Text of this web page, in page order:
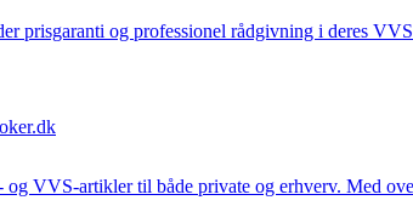
prisgaranti og professionel rådgivning i deres
VVS-artikler til både private og erhverv. Med